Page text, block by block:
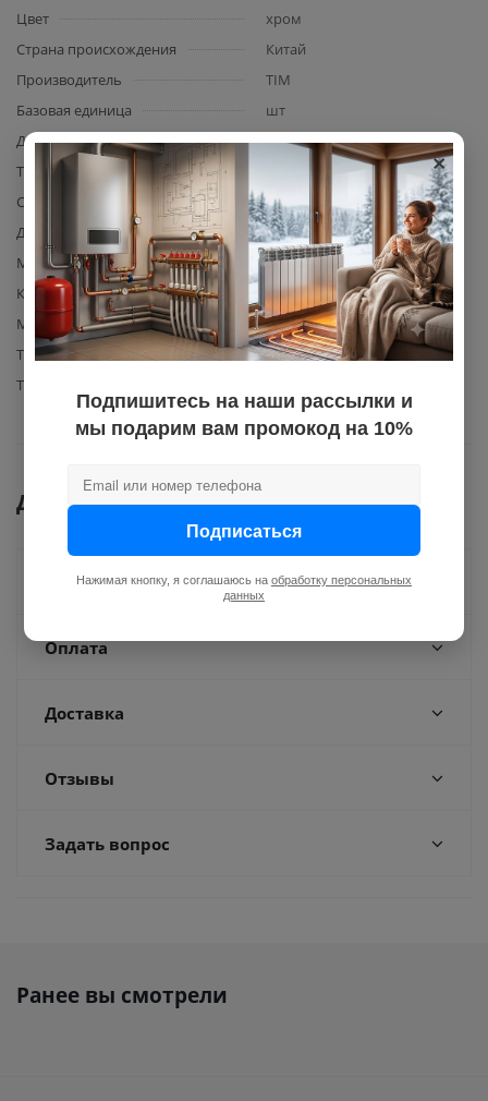
Цвет
хром
Страна происхождения
Китай
Производитель
TIM
Базовая единица
шт
Диаметр подключения
3/4
Тип подключения
гайка/штуцер
С накидной гайкой
Нет
Давление воды, макс.
8
Материал гаек подводки
сталь
Количество в упаковке
12
Материал изготовления
сталь
Тип подводки (шланга)
для воды
Тип резьбы
Документы
Как купить
Оплата
Доставка
Отзывы
Задать вопрос
Ранее вы смотрели
×
Подпишитесь на наши рассылки и
мы подарим вам промокод на 10%
Подписаться
Нажимая кнопку, я соглашаюсь на обработку персональных
данных